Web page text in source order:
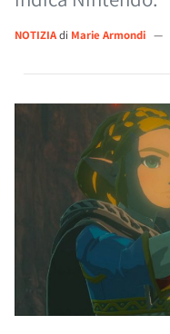
NOTIZIAdi Marie Armondi —